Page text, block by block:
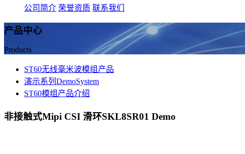
公司简介 荣誉资质 联系我们
产品中心
Products
ST60无线毫米波模组产品
演示系列DemoSystem
ST60模组产品介绍
非接触式Mipi CSI 滑环SKL8SR01 Demo